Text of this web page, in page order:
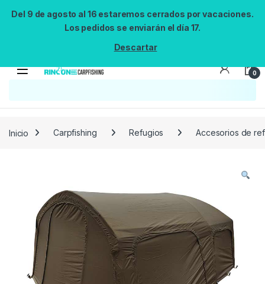
Del 9 de agosto al 16 estaremos cerrados por vacaciones.
Los pedidos se enviarán el día 17.
Descartar
0
Reintentar
Inicio Carpfishing Refugios Accesorios de